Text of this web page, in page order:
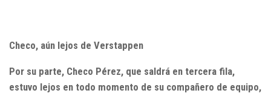
Checo, aún lejos de Verstappen
Por su parte, Checo Pérez, que saldrá en tercera fila,
estuvo lejos en todo momento de su compañero de equipo,